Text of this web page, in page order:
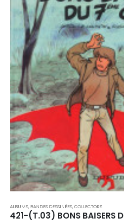
ALBUMS, BANDES DESSINÉES,COLLECTORS
421-(T.03) BONS BAISERS